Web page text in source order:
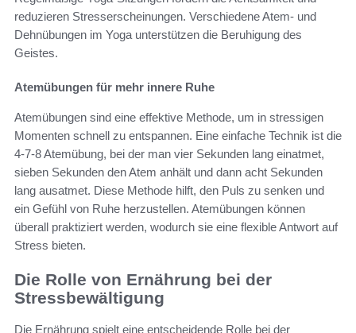
reduzieren Stresserscheinungen. Verschiedene Atem- und
Dehnübungen im Yoga unterstützen die Beruhigung des
Geistes.
Atemübungen für mehr innere Ruhe
Atemübungen sind eine effektive Methode, um in stressigen
Momenten schnell zu entspannen. Eine einfache Technik ist die
4-7-8 Atemübung, bei der man vier Sekunden lang einatmet,
sieben Sekunden den Atem anhält und dann acht Sekunden
lang ausatmet. Diese Methode hilft, den Puls zu senken und
ein Gefühl von Ruhe herzustellen. Atemübungen können
überall praktiziert werden, wodurch sie eine flexible Antwort auf
Stress bieten.
Die Rolle von Ernährung bei der
Stressbewältigung
Die Ernährung spielt eine entscheidende Rolle bei der